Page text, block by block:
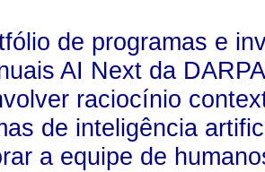
de programas e
AI Next da
raciocínio
de inteligência
a equipe de